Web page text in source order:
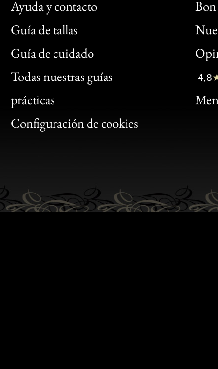
Ayuda y contacto
Guía de tallas
Guía de cuidado
Todas nuestras guías
prácticas
Configuración de cookies
Bon
Clic
Bon
4,8